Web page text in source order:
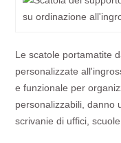
Le scatole portamatite
personalizzate
e funzionale per
personalizzabili, danno
scrivanie di uffici, scuole